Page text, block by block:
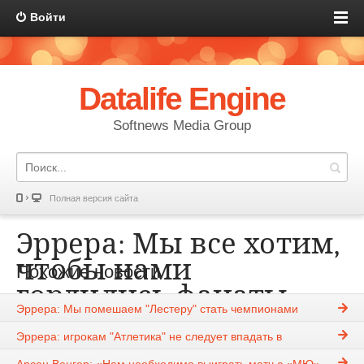
Войти
Datalife Engine
Softnews Media Group
Полная версия сайта
Эррера: Мы все хотим,
чтобы нами
гордились фанаты
Похожие новости
Эррера: Мы помешаем "Лестеру" стать чемпионами
Эррера: игрокам "Атлетика" не следует впадать в